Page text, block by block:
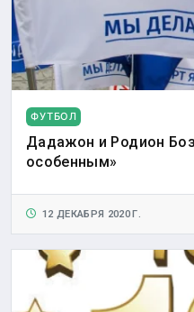
ФУТБОЛ
Дадажон и Родион
особенным»
12 ДЕКАБРЯ 2020 Г.